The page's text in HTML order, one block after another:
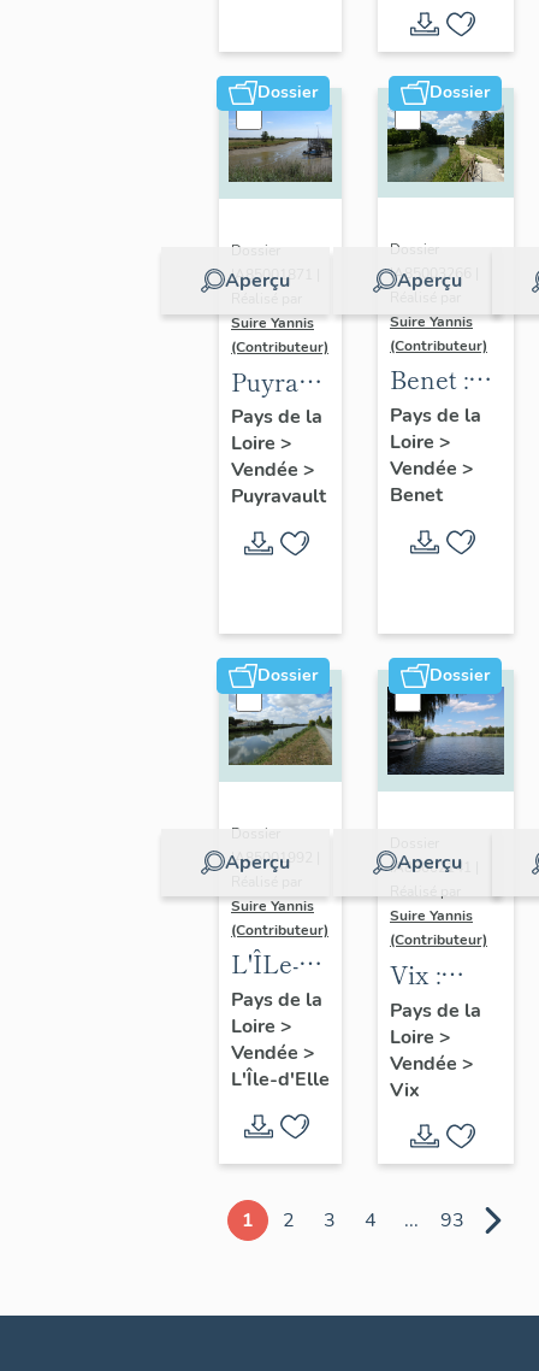
de
Damvix
Dossier
Aperçu
Dossier
IA85001871 |
Suire Yannis
(Contributeur)
Puyravault
:
présentation
de la
commune
Pays de la
Loire >
Vendée >
Puyravault
Dossier
Aperçu
Dossier
IA85003266 |
Suire Yannis
(Contributeur)
Benet :
présentation
de la
commune
Pays de la
Loire >
Vendée >
Benet
Dossier
Aperçu
Dossier
IA85001992 |
Suire Yannis
(Contributeur)
L'ÎLe-
d'Elle :
présentation
de la
Pays de la
Loire >
Vendée >
L'Île-d'Elle
Dossier
Aperçu
IA85002141 |
Suire Yannis
(Contributeur)
Vix :
présentation
de la
commune
Pays de la
Loire >
Vendée >
Vix
1 2 3 4 ... 93